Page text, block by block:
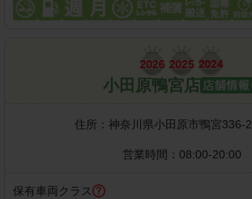
小田原鴨宮店
住所： 神奈川県小田原市鴨宮336-2
営業時間： 08:00-20:00
保有車両クラス